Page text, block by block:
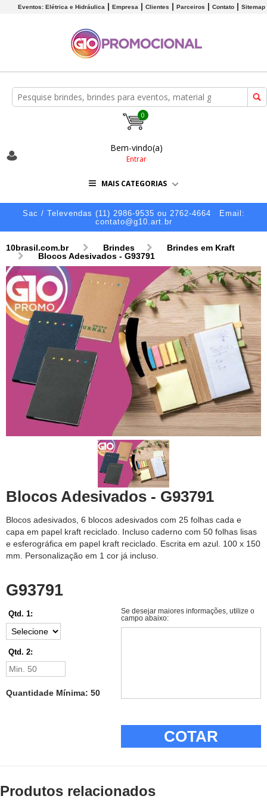
Eventos: Elétrica e Hidráulica Empresa Clientes Parceiros Contato Sitemap
0
Bem-vindo(a)
Entrar
MAIS CATEGORIAS
Sac / Televendas (11) 2986-9535 ou 2762-4664
Email:
contato@g10.art.br
10brasil.com.br Brindes
Brindes em Kraft
Blocos Adesivados - G93791
Blocos Adesivados - G93791
Blocos adesivados, 6 blocos adesivados com 25 folhas cada e
capa em papel kraft reciclado. Incluso caderno com 50 folhas lisas
e esferográfica em papel kraft reciclado. Escrita em azul. 100 x 150
mm. Personalização em 1 cor já incluso.
G93791
Qtd. 1:
Qtd. 2:
Quantidade Mínima: 50
Se desejar maiores informações, utilize o
campo abaixo:
COTAR
Produtos relacionados